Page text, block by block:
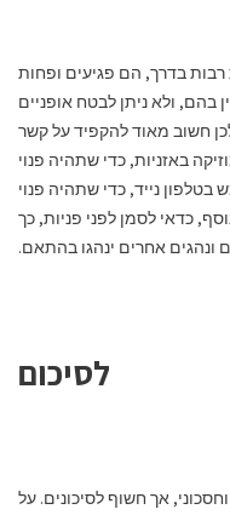
רבות בדרך, הם פגיעים ופחות
בהם, ולא ניתן לבטח אופניים
חשוב מאוד להקפיד על קשר
באזניות, כדי שתהיה פנוי
נייד, כדי שתהיה פנוי
כדאי לסמן לפני פניות, כך
ונהגים אחרים ינהגו בהתאם.
לסיכום
אך חשוף לסיכונים. על